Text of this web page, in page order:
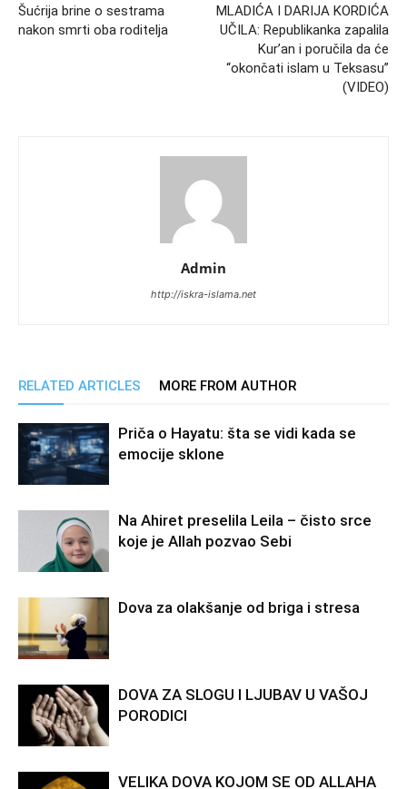
Šućrija brine o sestrama
nakon smrti oba roditelja
MLADIĆA I DARIJA KORDIĆA
UČILA: Republikanka zapalila
Kur’an i poručila da će
“okončati islam u Teksasu”
(VIDEO)
Admin
http://iskra-islama.net
RELATED ARTICLES MORE FROM AUTHOR
Priča o Hayatu: šta se vidi kada se
emocije sklone
Na Ahiret preselila Leila – čisto srce
koje je Allah pozvao Sebi
Dova za olakšanje od briga i stresa
DOVA ZA SLOGU I LJUBAV U VAŠOJ
PORODICI
VELIKA DOVA KOJOM SE OD ALLAHA